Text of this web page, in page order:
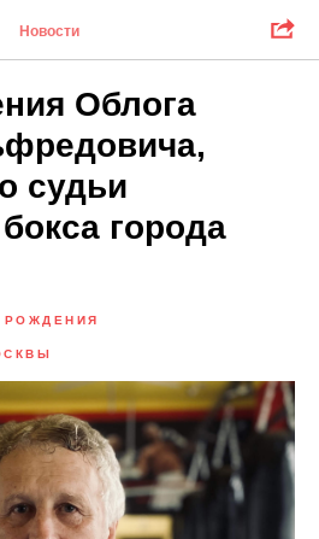
Новости
Облога
судьи
города
РОЖДЕНИЯ